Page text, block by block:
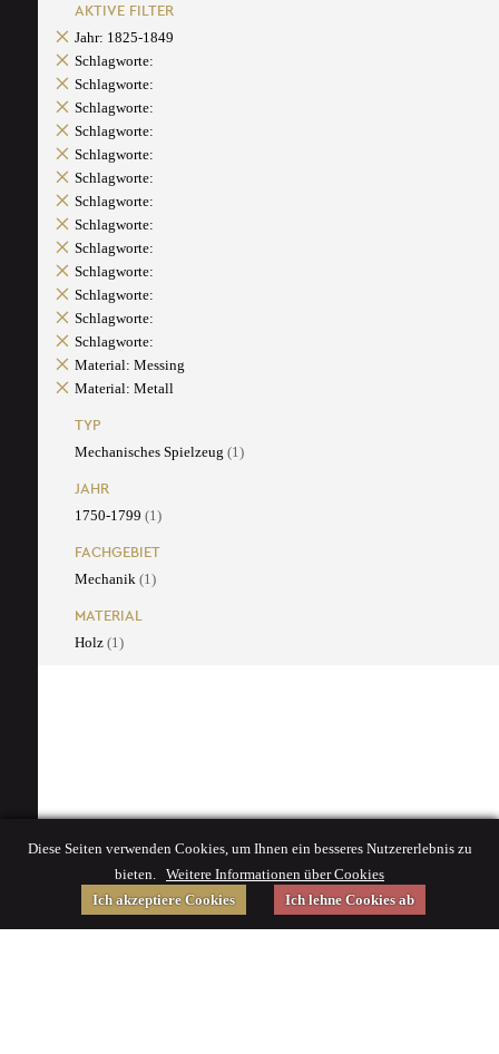
AKTIVE FILTER
Jahr: 1825-1849
Schlagworte:
Schlagworte:
Schlagworte:
Schlagworte:
Schlagworte:
Schlagworte:
Schlagworte:
Schlagworte:
Schlagworte:
Schlagworte:
Schlagworte:
Schlagworte:
Schlagworte:
Material: Messing
Material: Metall
TYP
Mechanisches Spielzeug (1)
JAHR
1750-1799 (1)
FACHGEBIET
Mechanik (1)
MATERIAL
Holz (1)
Diese Seiten verwenden Cookies, um Ihnen ein besseres Nutzererlebnis zu
bieten. Weitere Informationen über Cookies
Ich akzeptiere Cookies
Ich lehne Cookies ab